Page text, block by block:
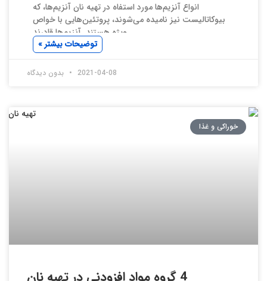
انواع آنزیم‌ها مورد استفاه در تهیه نان آنزیم‌ها، که
بیوکاتالیست نیز نامیده می‌شوند، پروتئین‌هایی با خواص
ویژه هستند. آنزیم‌ها قادرند
توضیحات بیشتر »
2021-04-08 بدون دیدگاه
خوراکی و غذا